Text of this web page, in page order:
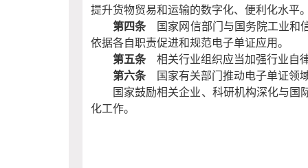
提升货物贸易和运输的数字化、便利化水平
第四条国家网信部门与国务院工业和
依据各自职责促进和规范电子单证应用。
第五条相关行业组织应当加强行业自
第六条国家有关部门推动电子单证领
国家鼓励相关企业、科研机构深化与
化工作。